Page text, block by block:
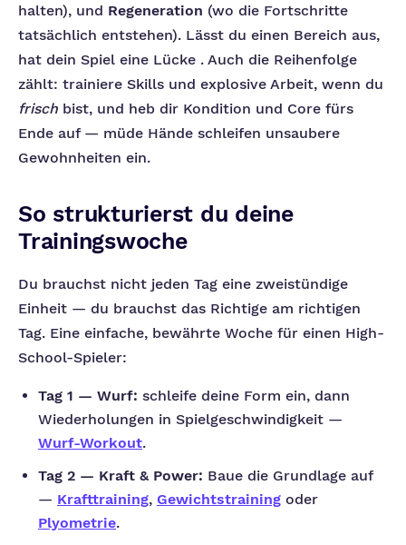
halten), und Regeneration (wo die Fortschritte
tatsächlich entstehen). Lässt du einen Bereich aus,
hat dein Spiel eine Lücke . Auch die Reihenfolge
zählt: trainiere Skills und explosive Arbeit, wenn du
frisch bist, und heb dir Kondition und Core fürs
Ende auf — müde Hände schleifen unsaubere
Gewohnheiten ein.
So strukturierst du deine
Trainingswoche
Du brauchst nicht jeden Tag eine zweistündige
Einheit — du brauchst das Richtige am richtigen
Tag. Eine einfache, bewährte Woche für einen High-
School-Spieler:
Tag 1 — Wurf: schleife deine Form ein, dann
Wiederholungen in Spielgeschwindigkeit —
Wurf-Workout.
Tag 2 — Kraft & Power: Baue die Grundlage auf
— Krafttraining, Gewichtstraining oder
Plyometrie.